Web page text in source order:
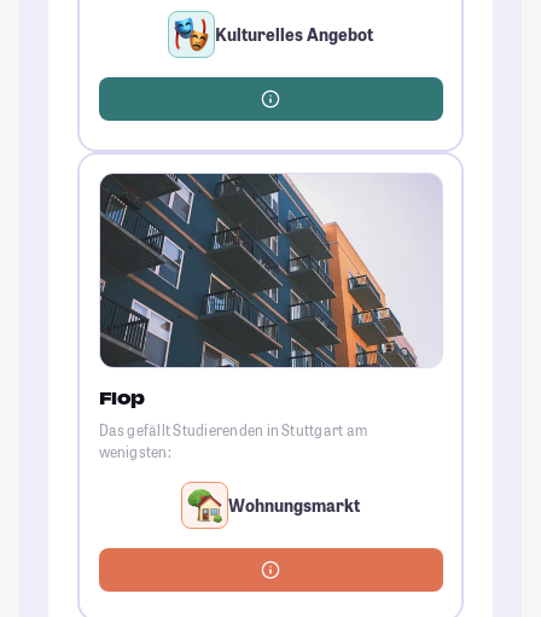
Kulturelles Angebot
Flop
Das gefällt Studierenden in Stuttgart am
wenigsten:
Wohnungsmarkt